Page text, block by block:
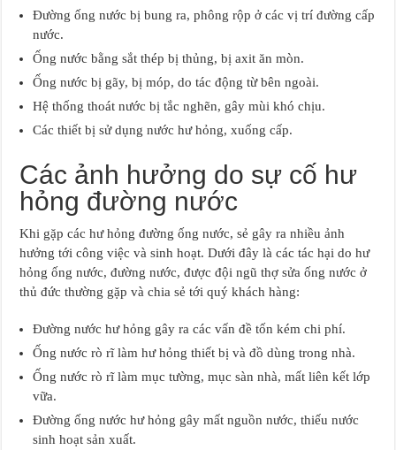
Đường ống nước bị bung ra, phông rộp ở các vị trí đường cấp
nước.
Ống nước bằng sắt thép bị thủng, bị axit ăn mòn.
Ống nước bị gãy, bị móp, do tác động từ bên ngoài.
Hệ thống thoát nước bị tắc nghẽn, gây mùi khó chịu.
Các thiết bị sử dụng nước hư hỏng, xuống cấp.
Các ảnh hưởng do sự cố hư
hỏng đường nước
Khi gặp các hư hỏng đường ống nước, sẻ gây ra nhiều ảnh
hưởng tới công việc và sinh hoạt. Dưới đây là các tác hại do hư
hỏng ống nước, đường nước, được đội ngũ thợ sửa ống nước ở
thủ đức thường gặp và chia sẻ tới quý khách hàng:
Đường nước hư hỏng gây ra các vấn đề tốn kém chi phí.
Ống nước rò rĩ làm hư hỏng thiết bị và đồ dùng trong nhà.
Ống nước rò rĩ làm mục tường, mục sàn nhà, mất liên kết lớp
vữa.
Đường ống nước hư hỏng gây mất nguồn nước, thiếu nước
sinh hoạt sản xuất.